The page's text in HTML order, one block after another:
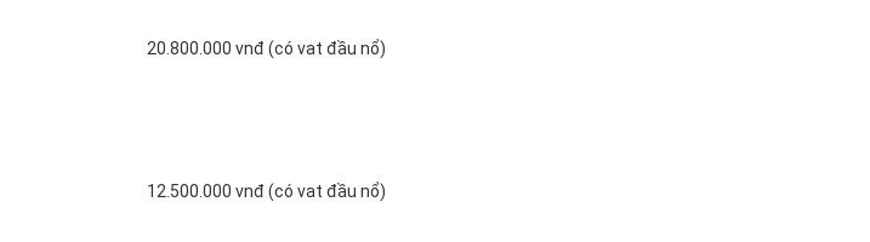
20.800.000 vnđ (có vat đầu nổ)
12.500.000 vnđ (có vat đầu nổ)